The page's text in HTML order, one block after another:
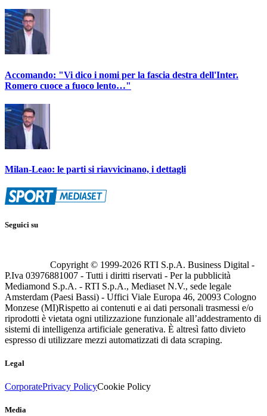
Accomando: "Vi dico i nomi per la fascia destra dell'Inter.
Romero cuoce a fuoco lento…"
Milan-Leao: le parti si riavvicinano, i dettagli
Seguici su
Copyright © 1999-2026 RTI S.p.A. Business Digital -
P.Iva 03976881007 - Tutti i diritti riservati - Per la pubblicità
Mediamond S.p.A. - RTI S.p.A., Mediaset N.V., sede legale
Amsterdam (Paesi Bassi) - Uffici Viale Europa 46, 20093 Cologno
Monzese (MI)Rispetto ai contenuti e ai dati personali trasmessi e/o
riprodotti è vietata ogni utilizzazione funzionale all’addestramento di
sistemi di intelligenza artificiale generativa. È altresì fatto divieto
espresso di utilizzare mezzi automatizzati di data scraping.
Legal
CorporatePrivacy PolicyCookie Policy
Media